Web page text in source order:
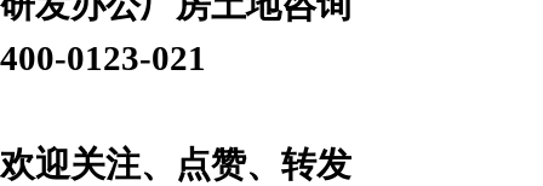
400-0123-021
欢迎关注、点赞、转发